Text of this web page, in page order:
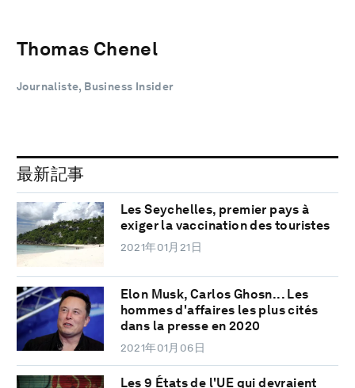
Thomas Chenel
Journaliste, Business Insider
最新記事
Les Seychelles, premier pays à
exiger la vaccination des touristes
2021年01月21日
Elon Musk, Carlos Ghosn... Les
hommes d'affaires les plus cités
dans la presse en 2020
2021年01月06日
Les 9 États de l'UE qui devraient